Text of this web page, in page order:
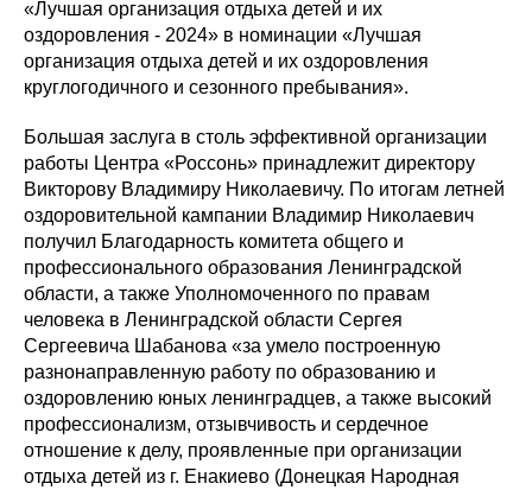
«Лучшая организация отдыха детей и их
оздоровления - 2024» в номинации «Лучшая
организация отдыха детей и их оздоровления
круглогодичного и сезонного пребывания».
Большая заслуга в столь эффективной организации
работы Центра «Россонь» принадлежит директору
Викторову Владимиру Николаевичу. По итогам летней
оздоровительной кампании Владимир Николаевич
получил Благодарность комитета общего и
профессионального образования Ленинградской
области, а также Уполномоченного по правам
человека в Ленинградской области Сергея
Сергеевича Шабанова «за умело построенную
разнонаправленную работу по образованию и
оздоровлению юных ленинградцев, а также высокий
профессионализм, отзывчивость и сердечное
отношение к делу, проявленные при организации
отдыха детей из г. Енакиево (Донецкая Народная